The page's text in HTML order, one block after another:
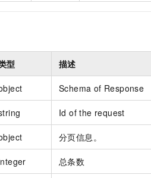
型 描述
Schema of Response
Id of the request
分页信息。
总条数